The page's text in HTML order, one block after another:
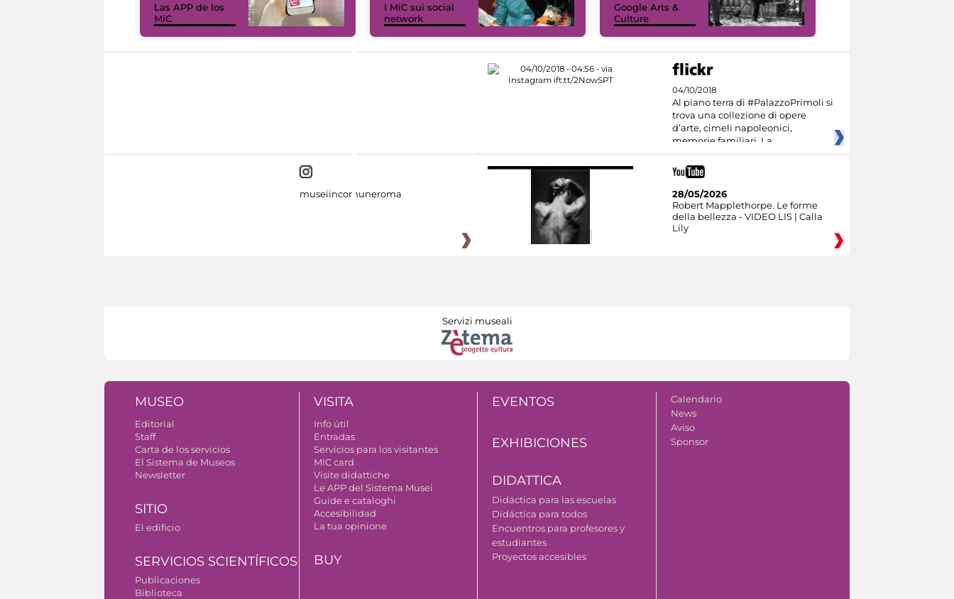
Las APP de los
MiC
I MiC sui social
network
Google Arts &
Culture
04/10/2018
Al piano terra di #PalazzoPrimoli si
trova una collezione di opere
d’arte, cimeli napoleonici,
memorie familiari. La
museiincomuneroma
28/05/2026
Robert Mapplethorpe. Le forme
della bellezza - VIDEO LIS | Calla
Lily
Servizi museali
MUSEO
Editorial
Staff
Carta de los servicios
El Sistema de Museos
Newsletter
SITIO
El edificio
SERVICIOS SCIENTÍFICOS
Publicaciones
Biblioteca
VISITA
Info útil
Entradas
Servicios para los visitantes
MIC card
Visite didattiche
Le APP del Sistema Musei
Guide e cataloghi
Accesibilidad
La tua opinione
BUY
EVENTOS
EXHIBICIONES
DIDATTICA
Didáctica para las escuelas
Didáctica para todos
Encuentros para profesores y
estudiantes
Proyectos accesibles
Calendario
News
Aviso
Sponsor